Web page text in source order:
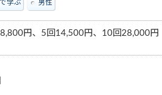
学ぶ 男性
円、5回14,500円、10回28,000